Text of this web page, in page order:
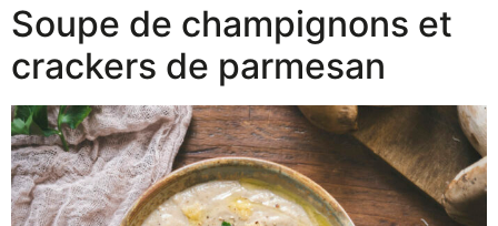
Soupe de champignons et
crackers de parmesan